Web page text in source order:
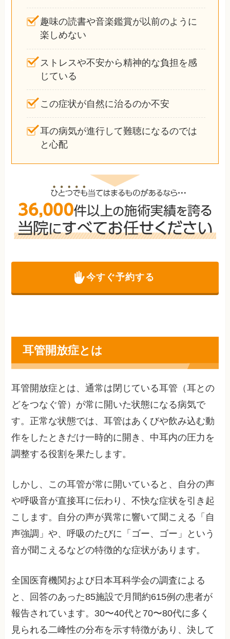
趣味の読書や音楽鑑賞が以前のように
楽しめない
ストレスや不安から精神的な負担を感
じている
この症状が自然に治るのか不安
耳の病気が進行して難聴になるのでは
と心配
今すぐ予約する
耳管開放症とは
耳管開放症とは、通常は閉じている耳管（耳との
どをつなぐ管）が常に開いた状態になる病気で
す。正常な状態では、耳管はあくびや飲み込む動
作をしたときだけ一時的に開き、中耳内の圧力を
調整する役割を果たします。
しかし、この耳管が常に開いていると、自分の声
や呼吸音が直接耳に伝わり、不快な症状を引き起
こします。自分の声が異常に響いて聞こえる「自
声強調」や、呼吸のたびに「ゴー、ゴー」という
音が聞こえるなどの特徴的な症状があります。
全国医育機関および日本耳科学会の調査による
と、回答のあった85施設で月間約615例の患者が
報告されています。30〜40代と70〜80代に多く
見られる二峰性の分布を示す特徴があり、決して